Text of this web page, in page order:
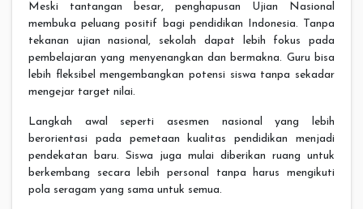
Meski tantangan besar, penghapusan Ujian Nasional
membuka peluang positif bagi pendidikan Indonesia. Tanpa
tekanan ujian nasional, sekolah dapat lebih fokus pada
pembelajaran yang menyenangkan dan bermakna. Guru bisa
lebih fleksibel mengembangkan potensi siswa tanpa sekadar
mengejar target nilai.
Langkah awal seperti asesmen nasional yang lebih
berorientasi pada pemetaan kualitas pendidikan menjadi
pendekatan baru. Siswa juga mulai diberikan ruang untuk
berkembang secara lebih personal tanpa harus mengikuti
pola seragam yang sama untuk semua.